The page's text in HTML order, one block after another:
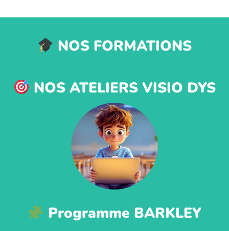
NOS FORMATIONS
NOS ATELIERS VISIO DYS
Programme BARKLEY